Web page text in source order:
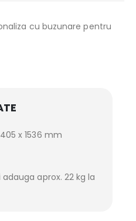
cu buzunare pentru
x 1536 mm
aprox. 22 kg la